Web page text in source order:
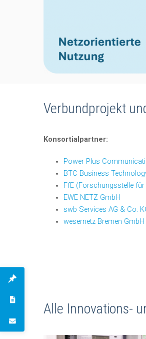
Verbundprojekt
Konsortialpartner:
Power Plus
BTC Business
FfE (Forschungsstelle
EWE NETZ GmbH
swb Services AG & Co.
wesernetz Bremen GmbH
Alle Innovations-